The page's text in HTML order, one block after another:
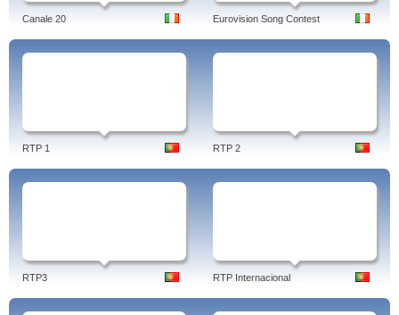
Canale 20 Eurovision Song Contest
RTP 1 RTP 2
RTP3 RTP Internacional